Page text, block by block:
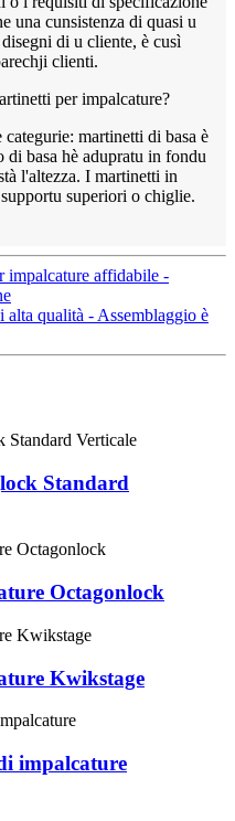
una cunsistenza di quasi u
di u cliente, è cusì
clienti.
per impalcature?
martinetti di basa è
basa hè adupratu in fondu
l'altezza. I martinetti in
superiori o chiglie.
impalcature affidabile -
qualità - Assemblaggio è
Standard
Octagonlock
Kwikstage
impalcature